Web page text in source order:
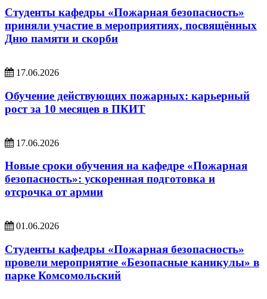
Студенты кафедры «Пожарная безопасность»
приняли участие в мероприятиях, посвящённых
Дню памяти и скорби
17.06.2026
Обучение действующих пожарных: карьерный
рост за 10 месяцев в ПКИТ
17.06.2026
Новые сроки обучения на кафедре «Пожарная
безопасность»: ускоренная подготовка и
отсрочка от армии
01.06.2026
Студенты кафедры «Пожарная безопасность»
провели мероприятие «Безопасные каникулы» в
парке Комсомольский